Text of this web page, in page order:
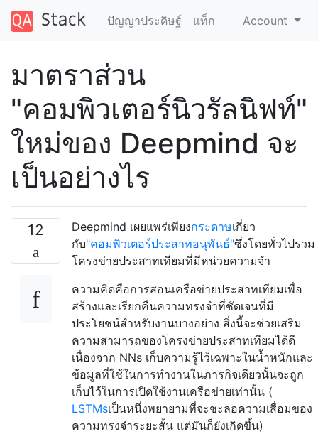
ปัญญาประดิษฐ์ แท็ก Account
มาตราส่วน
"คอมพิวเตอร์นิวรัลนิฟท์"
ใหม่ของ Deepmind จะ
เป็นอย่างไร
12 Deepmind เผยแพร่เพียงกระดาษเกี่ยว
กับ"คอมพิวเตอร์ประสาทอนุพันธ์"ซึ่งโดยทั่วไปรวม
โครงข่ายประสาทเทียมที่มีหน่วยความจำ
ความคิดคือการสอนเครือข่ายประสาทเทียมเพื่อ
สร้างและเรียกคืนความทรงจำที่ชัดเจนที่มี
ประโยชน์สำหรับงานบางอย่าง สิ่งนี้จะช่วยเสริม
ความสามารถของโครงข่ายประสาทเทียมได้ดี
เนื่องจาก NNs เก็บความรู้ไว้เฉพาะในน้ำหนักและ
ข้อมูลที่ใช้ในการทำงานในภารกิจเดียวนั้นจะถูก
เก็บไว้ในการเปิดใช้งานเครือข่ายเท่านั้น (
LSTMsเป็นหนึ่งพยายามที่จะชะลอความเสื่อมของ
ความทรงจำระยะสั้น แต่มันก็ยังเกิดขึ้น)